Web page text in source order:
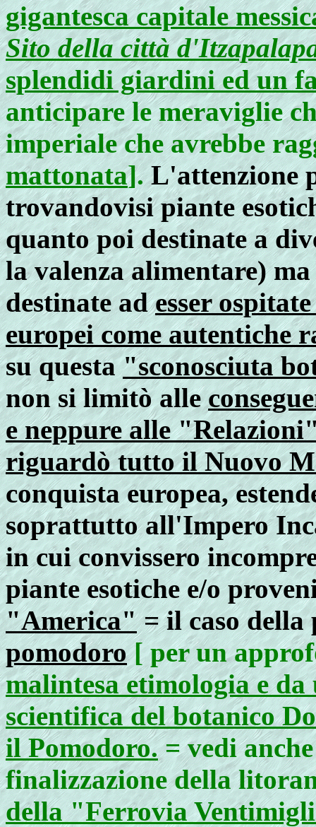
gigantesca capitale
Sito della città
splendidi giardini ed un
anticipare le meraviglie
imperiale che avrebbe
mattonata].L'attenzione
trovandovisi piante
quanto poi destinate a
la valenza alimentare)
destinate adesser
europei come autentiche
su questa"sconosciuta
non si limitò alle
e neppure alle
riguardò tutto il Nuovo
conquista europea,
soprattutto all'Impero
in cui convissero
piante esotiche e/o
"America"= il caso della
pomodoro [ per un
malintesa etimologia e
scientifica del botanico
il Pomodoro.= vedi
finalizzazione della
della "Ferrovia